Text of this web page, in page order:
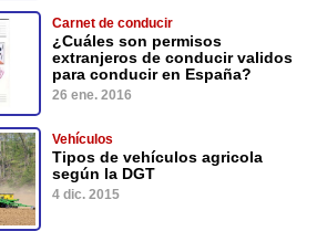
Carnet de conducir
¿Cuáles son permisos
extranjeros de conducir validos
para conducir en España?
26 ene. 2016
Vehículos
Tipos de vehículos agricola
según la DGT
4 dic. 2015